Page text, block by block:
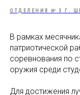
ОТДЕЛЕНИЯ № 3 Г.
В рамках
патриотической
соревнования по
оружия среди
Для достижения